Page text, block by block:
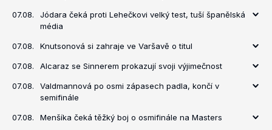
07.08.
Jódara čeká proti Lehečkovi velký test, tuší španělská
média
07.08. Knutsonová si zahraje ve Varšavě o titul
07.08. Alcaraz se Sinnerem prokazují svoji výjimečnost
07.08.
Valdmannová po osmi zápasech padla, končí v
semifinále
07.08. Menšíka čeká těžký boj o osmifinále na Masters